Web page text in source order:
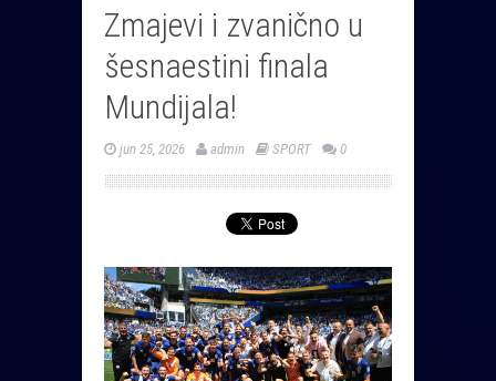
Zmajevi i zvanično u
šesnaestini finala
Mundijala!
jun 25, 2026 admin SPORT 0